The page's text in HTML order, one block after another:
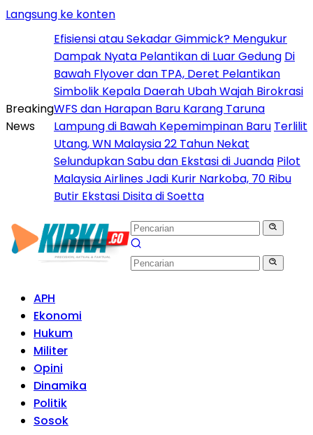
Langsung ke konten
Breaking
News
Efisiensi atau Sekadar Gimmick? Mengukur
Dampak Nyata Pelantikan di Luar Gedung Di
Bawah Flyover dan TPA, Deret Pelantikan
Simbolik Kepala Daerah Ubah Wajah Birokrasi
WFS dan Harapan Baru Karang Taruna
Lampung di Bawah Kepemimpinan Baru Terlilit
Utang, WN Malaysia 22 Tahun Nekat
Selundupkan Sabu dan Ekstasi di Juanda Pilot
Malaysia Airlines Jadi Kurir Narkoba, 70 Ribu
Butir Ekstasi Disita di Soetta
APH
Ekonomi
Hukum
Militer
Opini
Dinamika
Politik
Sosok